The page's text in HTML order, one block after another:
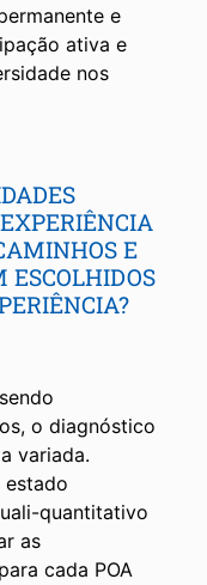
e
ativa e
nos
E
ESCOLHIDOS
o diagnóstico
variada.
estado
quantitativo
as
cada POA